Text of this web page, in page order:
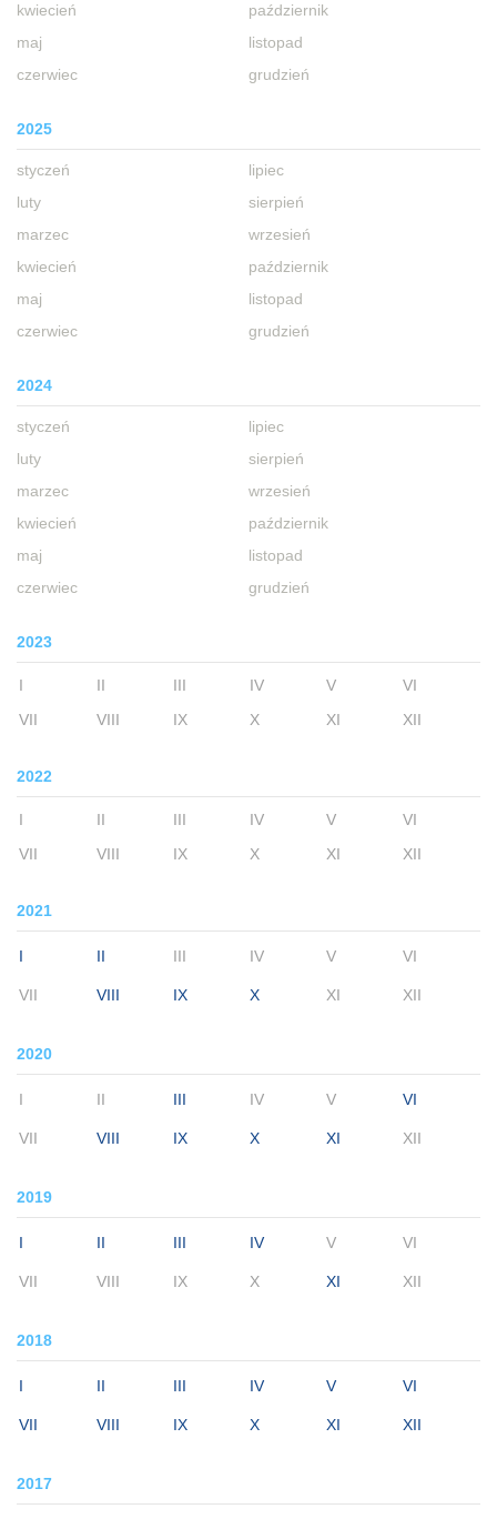
kwiecień
maj
czerwiec
październik
listopad
grudzień
2025
styczeń
luty
marzec
kwiecień
maj
czerwiec
lipiec
sierpień
wrzesień
październik
listopad
grudzień
2024
styczeń
luty
marzec
kwiecień
maj
czerwiec
lipiec
sierpień
wrzesień
październik
listopad
grudzień
2023
I II III IV V
VI
VII
VIII IX X XI XII
2022
I II III IV V
VI
VII
VIII IX X XI XII
2021
I II III IV V VI
VII VIII IX X XI XII
2020
I II III IV V VI
VII VIII IX X XI XII
2019
I II III IV V VI
VII VIII IX X XI XII
2018
I II III IV V VI
VII VIII IX X XI XII
2017